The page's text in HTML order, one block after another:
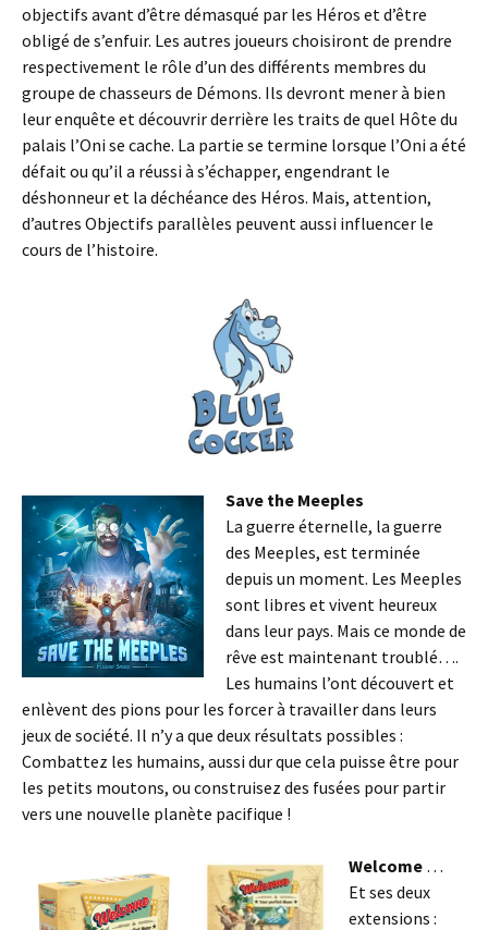
objectifs avant d’être démasqué par les Héros et d’être
obligé de s’enfuir. Les autres joueurs choisiront de prendre
respectivement le rôle d’un des différents membres du
groupe de chasseurs de Démons. Ils devront mener à bien
leur enquête et découvrir derrière les traits de quel Hôte du
palais l’Oni se cache. La partie se termine lorsque l’Oni a été
défait ou qu’il a réussi à s’échapper, engendrant le
déshonneur et la déchéance des Héros. Mais, attention,
d’autres Objectifs parallèles peuvent aussi influencer le
cours de l’histoire.
Save the Meeples
La guerre éternelle, la guerre
des Meeples, est terminée
depuis un moment. Les Meeples
sont libres et vivent heureux
dans leur pays. Mais ce monde de
rêve est maintenant troublé….
Les humains l’ont découvert et
enlèvent des pions pour les forcer à travailler dans leurs
jeux de société. Il n’y a que deux résultats possibles :
Combattez les humains, aussi dur que cela puisse être pour
les petits moutons, ou construisez des fusées pour partir
vers une nouvelle planète pacifique !
Welcome …
Et ses deux
extensions :